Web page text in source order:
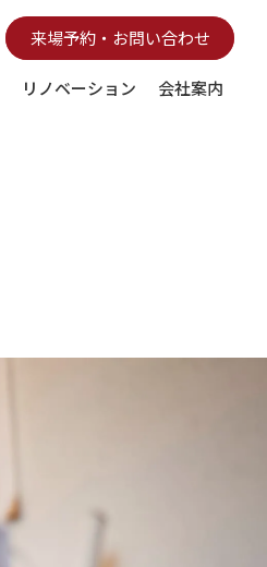
来場予約・お問い合わせ
リノベーション 会社案内